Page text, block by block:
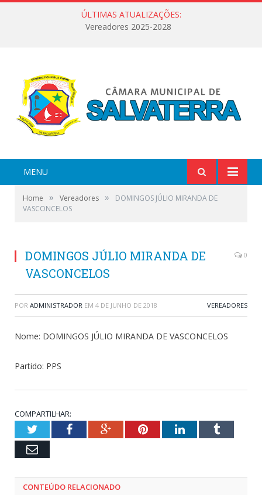
ÚLTIMAS ATUALIZAÇÕES:
Vereadores 2025-2028
MENU
Home » Vereadores »
DOMINGOS JÚLIO MIRANDA DE
VASCONCELOS
DOMINGOS JÚLIO MIRANDA DE
VASCONCELOS
0
POR ADMINISTRADOR EM 4 DE JUNHO DE 2018 VEREADORES
Nome: DOMINGOS JÚLIO MIRANDA DE VASCONCELOS
Partido: PPS
COMPARTILHAR:
TwitterFacebookGoogle+PinterestLinkedInTumblr
Email
CONTEÚDO RELACIONADO